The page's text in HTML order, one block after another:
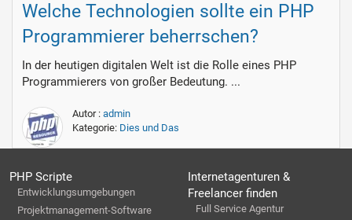
Welche Technologien sollte ein PHP
Programmierer beherrschen?
In der heutigen digitalen Welt ist die Rolle eines PHP
Programmierers von großer Bedeutung. ...
Autor : admin
Kategorie: Dies und Das
PHP Scripte
Entwicklungsumgebungen
Projektmanagement-Software
Internetagenturen &
Freelancer finden
Full Service Agentur